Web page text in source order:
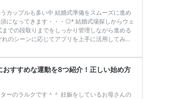
カップルも多い中 結婚式準備をスムーズに進め
になってきます・・・◎* 結婚式場探しからウェ
での段取りまでをしっかり管理しながら進める
のシーンに応じてアプリを上手に活用してみま
アプリ3つ 1.PLACOLE＆DRESSY -プラコレウ
、ダウンロードはこちらをチェック！ PLACOL
ィングは 自宅にいながらウェディングプ […]続
おすすめな運動を8つ紹介！正しい始め方
ーのラルクです＾＾ 妊娠をしているお母さんの